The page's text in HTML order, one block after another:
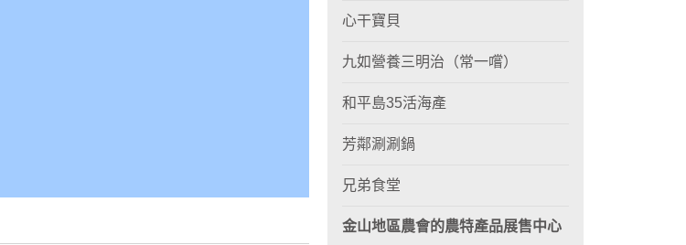
心干寶貝
九如營養三明治（常一嚐）
和平島35活海產
芳鄰涮涮鍋
兄弟食堂
金山地區農會的農特產品展售中心